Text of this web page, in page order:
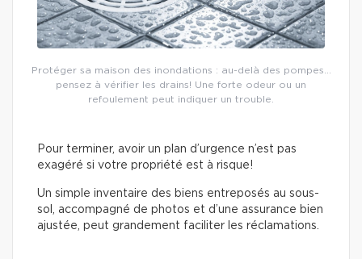
Protéger sa maison des inondations : au-delà des pompes…
pensez à vérifier les drains! Une forte odeur ou un
refoulement peut indiquer un trouble.
Pour terminer, avoir un plan d’urgence n’est pas
exagéré si votre propriété est à risque!
Un simple inventaire des biens entreposés au sous-
sol, accompagné de photos et d’une assurance bien
ajustée, peut grandement faciliter les réclamations.